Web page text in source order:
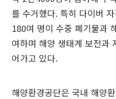
를 수거했다. 특히 다이버
180여 명이 수중 폐기물과
여하며 해양 생태계 보전과
어가고 있다.
해양환경공단은 국내 해양